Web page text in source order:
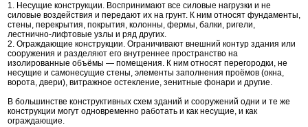
1. Несущие конструкции. Воспринимают все силовые нагрузки и не
силовые воздействия и передают их на грунт. К ним относят фундаменты,
стены, перекрытия, покрытия, колонны, фермы, балки, ригели,
лестнично-лифтовые узлы и ряд других.
2. Ограждающие конструкции. Ограничивают внешний контур здания или
сооружения и разделяют его внутреннее пространство на
изолированные объёмы — помещения. К ним относят перегородки, не
несущие и самонесущие стены, элементы заполнения проёмов (окна,
ворота, двери), витражное остекление, зенитные фонари и другие.
В большинстве конструктивных схем зданий и сооружений одни и те же
конструкции могут одновременно работать и как несущие, и как
ограждающие.